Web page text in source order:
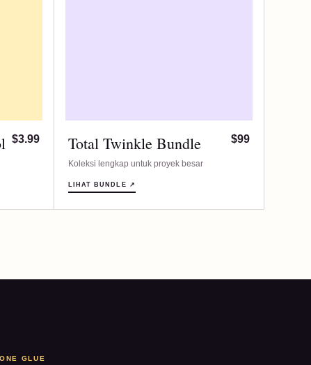
$3.99 Total Twinkle Bundle
Koleksi lengkap untuk proyek besar
$99
LIHAT BUNDLE ↗
GLUE